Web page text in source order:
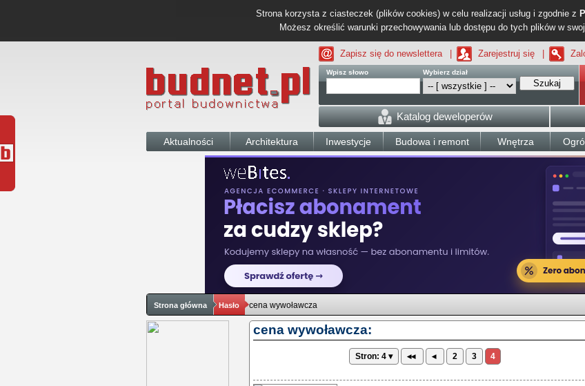
Strona korzysta z ciasteczek (plików cookies) w celu realizacji usług i zgodnie z
Możesz określić warunki przechowywania lub dostępu do tych plików w
Zapisz się do newslettera Zarejestruj się
Wpisz słowo Wybierz dział
Szukaj
Katalog deweloperów
Aktualności Architektura Inwestycje Budowa i remont Wnętrza
Strona główna Hasło cena wywoławcza
cena wywoławcza:
Stron: 4 ▾ ◂◂ ◂ 2 3 4